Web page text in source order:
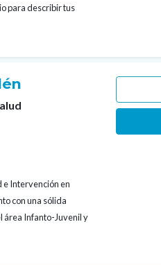
para describir tus
e Intervención en
con una sólida
área Infanto-Juvenil y